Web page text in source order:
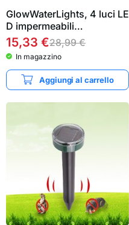
GlowWaterLights, 4 luci LE
D impermeabili…
15,33 €28,99€
In magazzino
Aggiungi al carrello